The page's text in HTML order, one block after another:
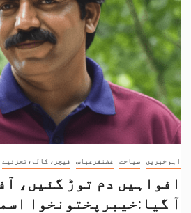
اہم خبریں سیاحت غضنفرعباس فیچر، کالم،تجزئیے
افواہیں دم توڑ گئیں،
آ گیا:خیبرپختونخوا